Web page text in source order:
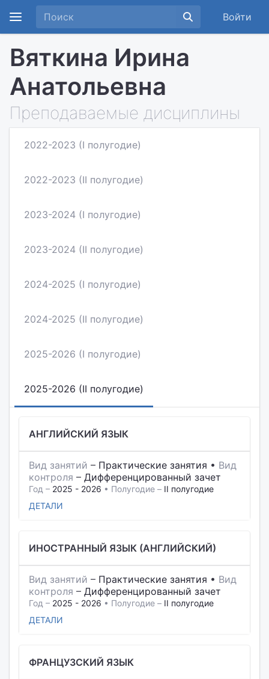
Войти
Вяткина Ирина
Анатольевна
Преподаваемые дисциплины
2022-2023 (I полугодие)
2022-2023 (II полугодие)
2023-2024 (I полугодие)
2023-2024 (II полугодие)
2024-2025 (I полугодие)
2024-2025 (II полугодие)
2025-2026 (I полугодие)
2025-2026 (II полугодие)
АНГЛИЙСКИЙ ЯЗЫК
Вид занятий – Практические занятия • Вид
контроля – Дифференцированный зачет
Год – 2025 - 2026 • Полугодие – II полугодие
ДЕТАЛИ
ИНОСТРАННЫЙ ЯЗЫК (АНГЛИЙСКИЙ)
Вид занятий – Практические занятия • Вид
контроля – Дифференцированный зачет
Год – 2025 - 2026 • Полугодие – II полугодие
ДЕТАЛИ
ФРАНЦУЗСКИЙ ЯЗЫК